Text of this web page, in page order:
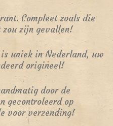
Compleet zoals die
zou zijn gevallen!
uniek in Nederland, uw
origineel!
door de
gecontroleerd op
voor verzending!